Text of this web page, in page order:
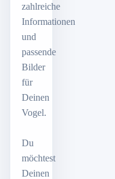
zahlreiche
Informationen
und
passende
Bilder
für
Deinen
Vogel.
Du
möchtest
Deinen